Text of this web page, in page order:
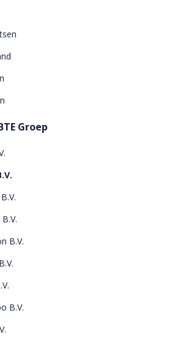
Groep
B.V.
B.V.